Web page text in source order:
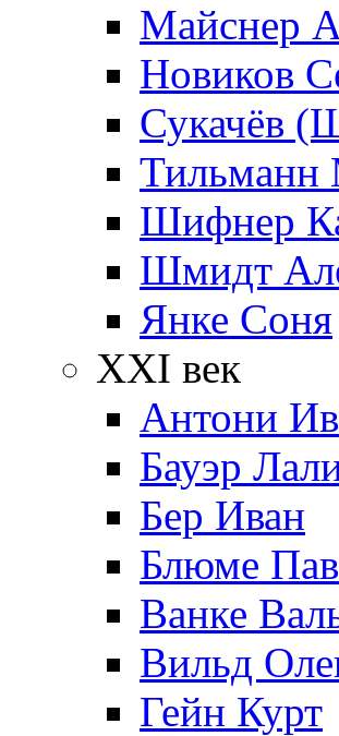
Майснер
Новиков
Сукачёв
Тильманн
Шифнер
Шмидт
Янке Соня
XXI век
Антони
Бауэр
Бер Иван
Блюме
Ванке
Вильд
Гейн Курт